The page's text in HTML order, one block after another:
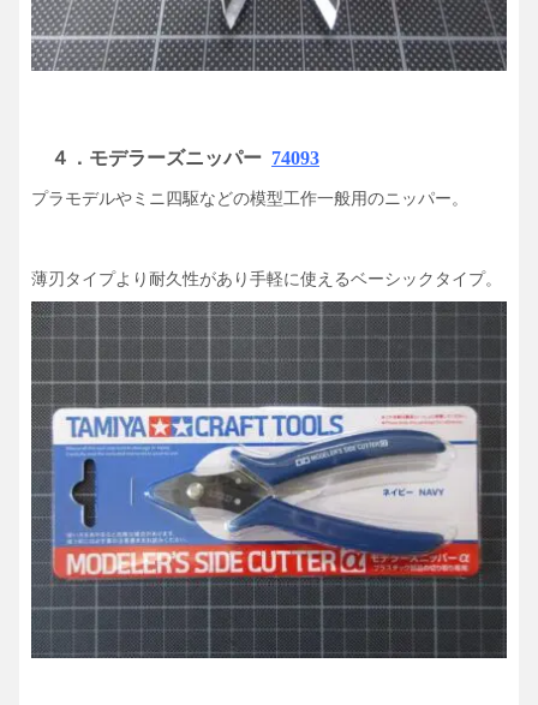
４． モデラーズニッパー 74093
プラモデルやミニ四駆などの模型工作一般用のニッパー。
薄刃タイプより耐久性があり手軽に使えるベーシックタイプ。